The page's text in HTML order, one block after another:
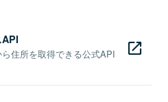
住所を取得できる公式API